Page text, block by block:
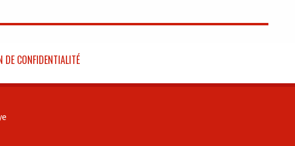
DE CONFIDENTIALITÉ